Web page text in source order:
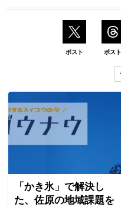
ポスト ポスト
「かき氷」で解決し
た、佐原の地域課題を